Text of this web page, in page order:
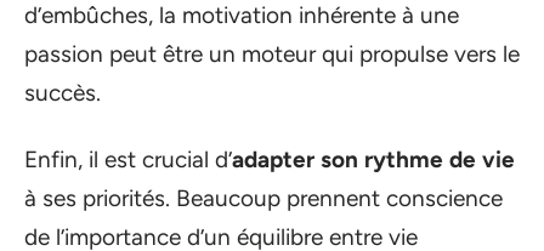
d’embûches, la motivation inhérente à une
passion peut être un moteur qui propulse vers le
succès.
Enfin, il est crucial d’adapter son rythme de vie
à ses priorités. Beaucoup prennent conscience
de l’importance d’un équilibre entre vie